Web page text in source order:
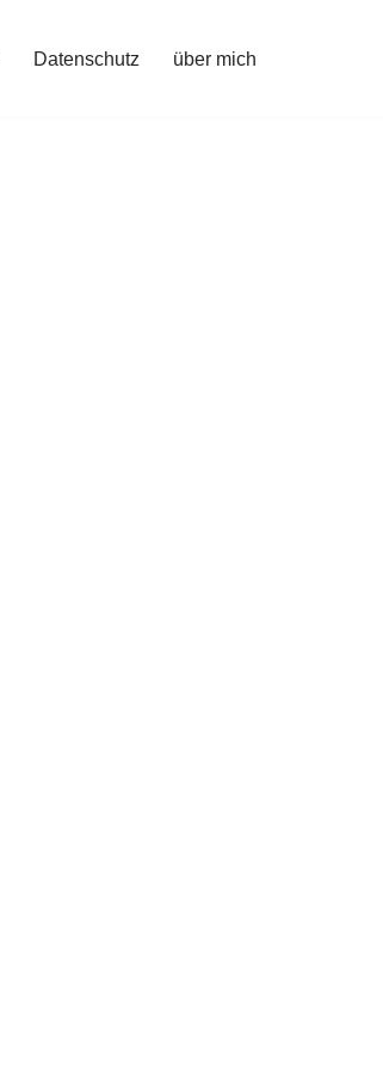
Datenschutz über mich